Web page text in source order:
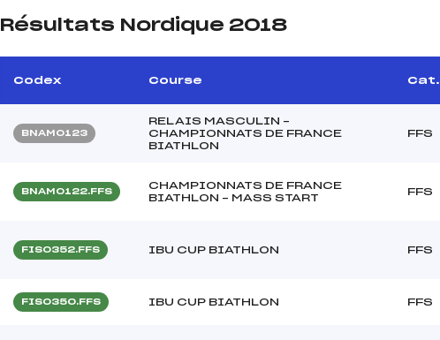
Résultats Nordique 2018
Codex Course Cat.
BNAM0123
RELAIS MASCULIN –
CHAMPIONNATS DE FRANCE
BIATHLON
FFS
BNAM0122.FFS
CHAMPIONNATS DE FRANCE
BIATHLON – MASS START
FFS
FIS0352.FFS IBU CUP BIATHLON FFS
FIS0350.FFS IBU CUP BIATHLON FFS